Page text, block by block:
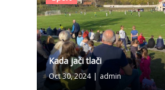
Kada jači tlači
Oct 30, 2024 | admin